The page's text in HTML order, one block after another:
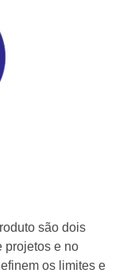
são dois
projetos e no
os limites e